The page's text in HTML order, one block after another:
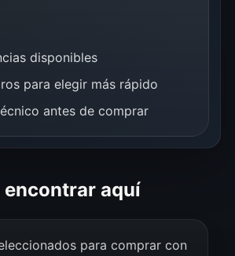
disponibles
para elegir más rápido
antes de comprar
encontrar aquí
para comprar con